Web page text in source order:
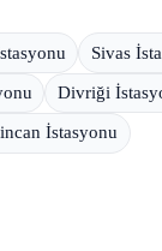
Sivas
Divriği
İstasyonu